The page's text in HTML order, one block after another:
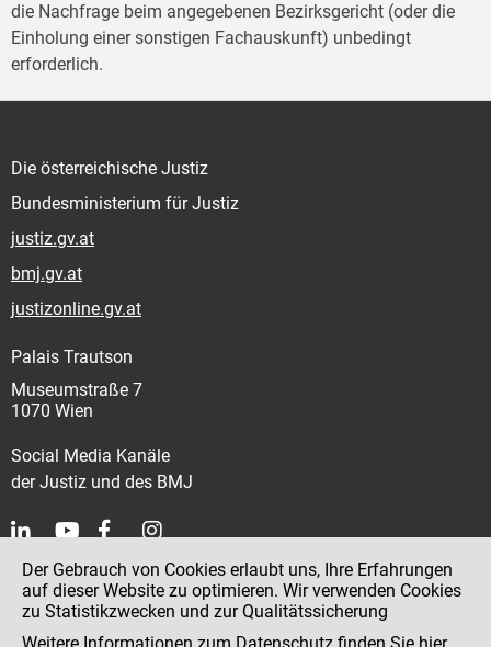
die Nachfrage beim angegebenen Bezirksgericht (oder die
Einholung einer sonstigen Fachauskunft) unbedingt
erforderlich.
Die österreichische Justiz
Bundesministerium für Justiz
justiz.gv.at
bmj.gv.at
justizonline.gv.at
Palais Trautson
Museumstraße 7
1070 Wien
Social Media Kanäle
der Justiz und des BMJ
Kontakt
Impressum
Der Gebrauch von Cookies erlaubt uns, Ihre Erfahrungen
auf dieser Website zu optimieren. Wir verwenden Cookies
zu Statistikzwecken und zur Qualitätssicherung